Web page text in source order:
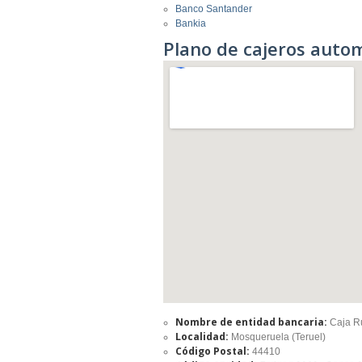
Banco Santander
Bankia
Plano de cajeros
Nombre de entidad bancaria: Caja
Localidad: Mosqueruela (Teruel)
Código Postal: 44410